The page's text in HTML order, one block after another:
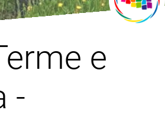
e
-